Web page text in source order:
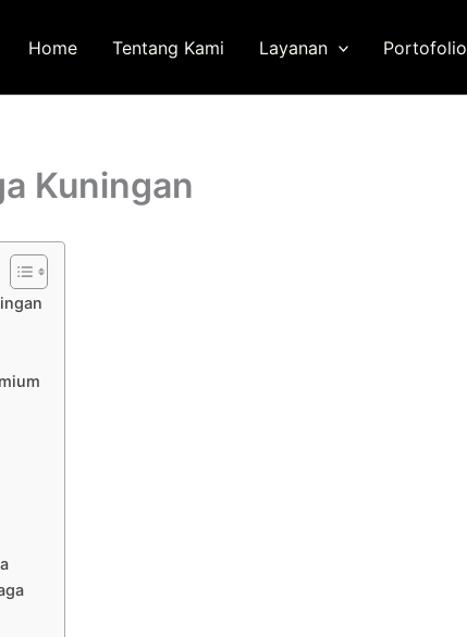
Home Tentang Kami Layanan Portofolio
Kuningan